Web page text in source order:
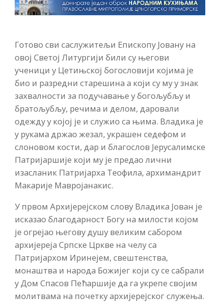
Готово сви саслужитељи Епископу Јовану на
овој Светој Литургији били су његови
ученици у Цетињској богословији којима је
био и разредни старешина а који су му у знак
захвалности за подучавање у богољубљу и
братољубљу, речима и делом, даровали
одежду у којој је и служио са њима. Владика је
у рукама држао жезал, украшен седефом и
слоновом кости, дар и благослов Јерусалимске
Патријаршије који му је предао лични
изасланик Патријарха Теофила, архимандрит
Макарије Мавројанакис.
У првом Архијерејском слову Владика Јован је
исказао благодарност Богу на милости којом
је огрејао његову душу великим сабором
архијереја Српске Цркве на челу са
Патријархом Иринејем, свештенства,
монаштва и народа Божијег који су се сабрали
у Дом Спасов Пећаршије да га укрепе својим
молитвама на почетку архијерејског служења.